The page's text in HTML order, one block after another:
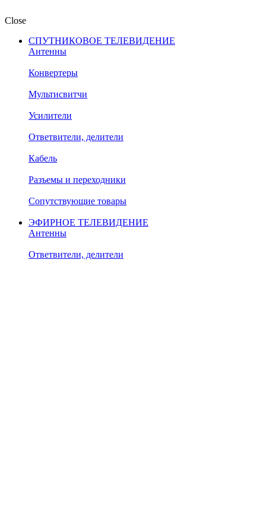
Close
СПУТНИКОВОЕ ТЕЛЕВИДЕНИЕ
Антенны
Конвертеры
Мультисвитчи
Усилители
Ответвители, делители
Кабель
Разъемы и переходники
Сопутствующие товары
ЭФИРНОЕ ТЕЛЕВИДЕНИЕ
Антенны
Ответвители, делители